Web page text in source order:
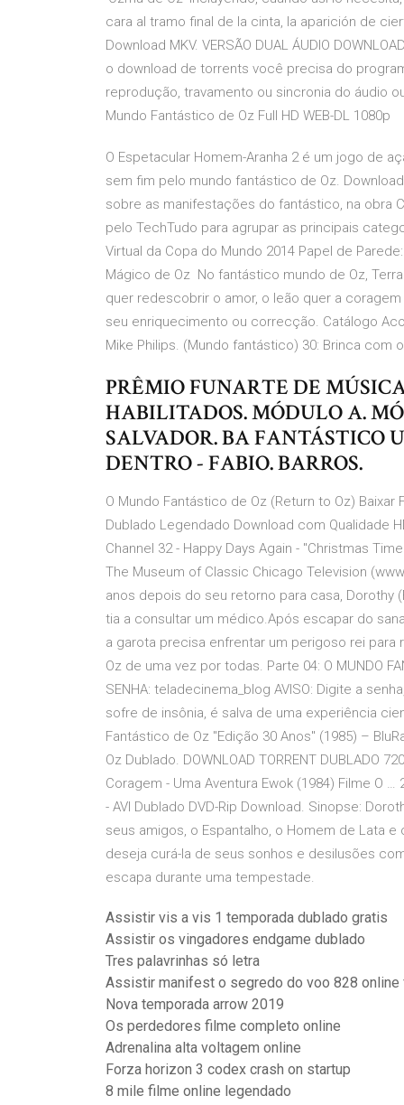
cara al tramo final de la cinta, la aparición de
Download MKV. VERSÃO DUAL ÁUDIO
o download de torrents você precisa do
reprodução, travamento ou sincronia do áudio
Mundo Fantástico de Oz Full HD WEB-DL 1080p
O Espetacular Homem-Aranha 2 é um jogo de
sem fim pelo mundo fantástico de Oz.
sobre as manifestações do fantástico, na obra
pelo TechTudo para agrupar as principais
Virtual da Copa do Mundo 2014 Papel de
Mágico de Oz No fantástico mundo de Oz,
quer redescobrir o amor, o leão quer a
seu enriquecimento ou correcção. Catálogo
Mike Philips. (Mundo fantástico) 30: Brinca com
PRÊMIO FUNARTE DE
HABILITADOS. MÓDULO A.
SALVADOR. BA FANTÁSTICO
DENTRO - FABIO. BARROS.
O Mundo Fantástico de Oz (Return to Oz)
Dublado Legendado Download com Qualidade
Channel 32 - Happy Days Again - "Christmas
The Museum of Classic Chicago Television
anos depois do seu retorno para casa, Dorothy
tia a consultar um médico.Após escapar do
a garota precisa enfrentar um perigoso rei
Oz de uma vez por todas. Parte 04: O MUNDO
SENHA: teladecinema_blog AVISO: Digite a
sofre de insônia, é salva de uma experiência
Fantástico de Oz "Edição 30 Anos" (1985) –
Oz Dublado. DOWNLOAD TORRENT DUBLADO
Coragem - Uma Aventura Ewok (1984) Filme O
- AVI Dublado DVD-Rip Download. Sinopse:
seus amigos, o Espantalho, o Homem de Lata
deseja curá-la de seus sonhos e desilusões
escapa durante uma tempestade.
Assistir vis a vis 1 temporada dublado gratis
Assistir os vingadores endgame dublado
Tres palavrinhas só letra
Assistir manifest o segredo do voo 828 online
Nova temporada arrow 2019
Os perdedores filme completo online
Adrenalina alta voltagem online
Forza horizon 3 codex crash on startup
8 mile filme online legendado